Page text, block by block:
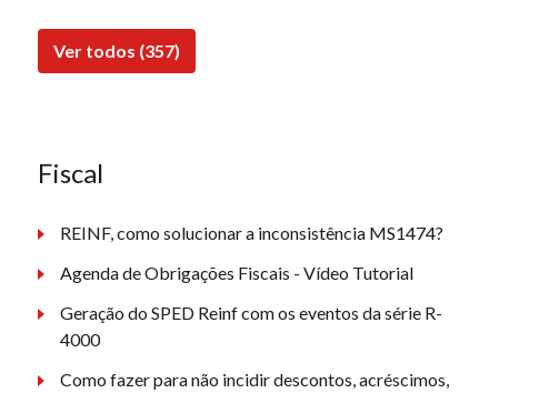
Ver todos (357)
Fiscal
REINF, como solucionar a inconsistência MS1474?
Agenda de Obrigações Fiscais - Vídeo Tutorial
Geração do SPED Reinf com os eventos da série R-
4000
Como fazer para não incidir descontos, acréscimos,